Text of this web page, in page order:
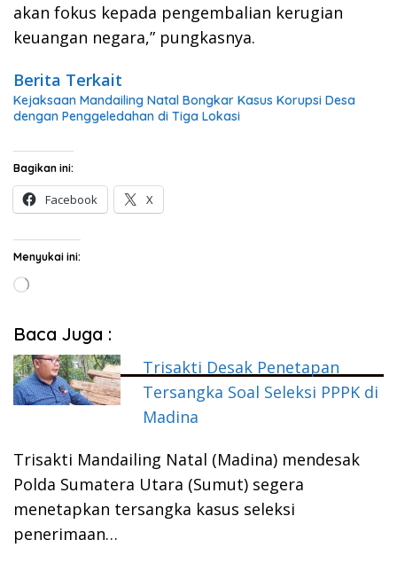
akan fokus kepada pengembalian kerugian
keuangan negara,” pungkasnya.
Berita Terkait
Kejaksaan Mandailing Natal Bongkar Kasus Korupsi Desa
dengan Penggeledahan di Tiga Lokasi
Bagikan ini:
Facebook X
Menyukai ini:
Memuat...
Baca Juga :
Trisakti Desak Penetapan
Tersangka Soal Seleksi PPPK di
Madina
Trisakti Mandailing Natal (Madina) mendesak
Polda Sumatera Utara (Sumut) segera
menetapkan tersangka kasus seleksi
penerimaan…